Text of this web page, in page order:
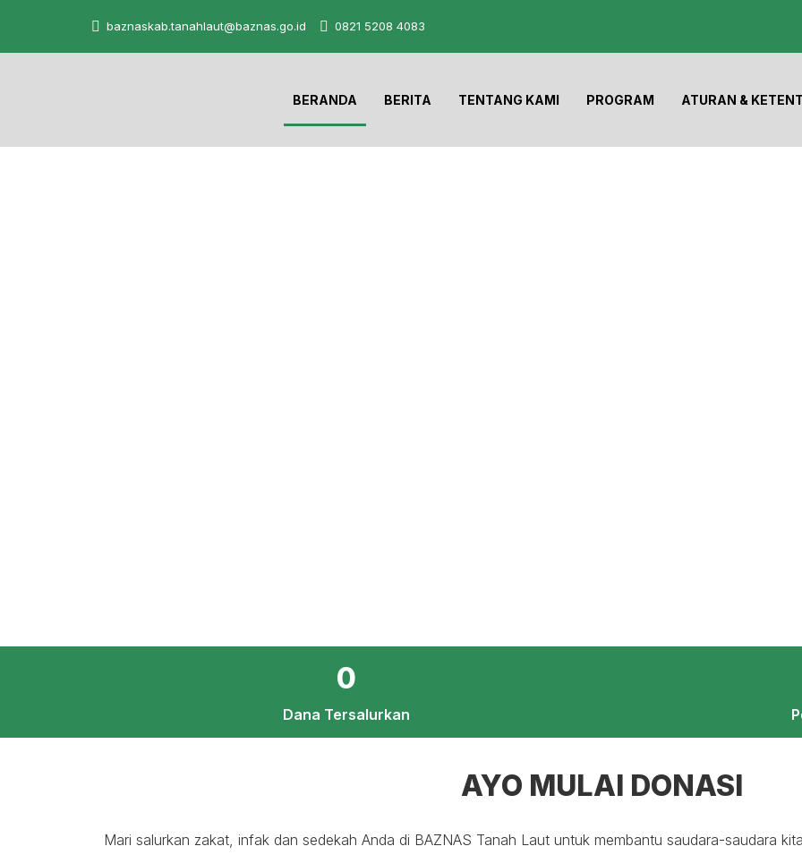
baznaskab.tanahlaut@baznas.go.id 0821 5208 4083
BERANDA BERITA TENTANG KAMI PROGRAM ATURAN &
0
Dana Tersalurkan
AYO MULAI DONASI
Mari salurkan zakat, infak dan sedekah Anda di BAZNAS Tanah Laut untuk membantu saudara-saudara